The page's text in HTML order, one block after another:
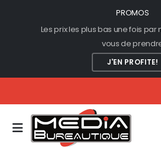
PROMOS
Les prix les plus bas une fois
vous de
J'EN PROFITE!